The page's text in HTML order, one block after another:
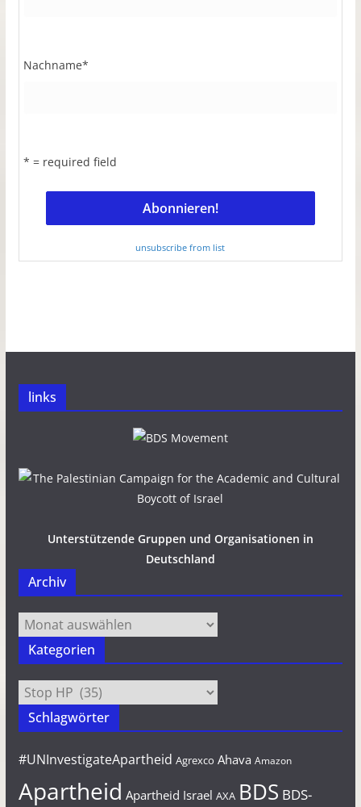
Nachname*
* = required field
unsubscribe from list
links
Unterstützende Gruppen und Organisationen in
Deutschland
Archiv
Archiv
Kategorien
Kategorien
Schlagwörter
#UNInvestigateApartheid Agrexco Ahava Amazon
Apartheid Apartheid Israel AXA BDS BDS-